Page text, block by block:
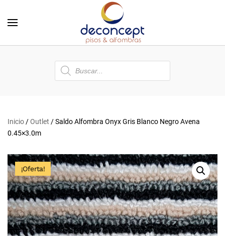
Skip to main content
Búsqueda
de
productos
Inicio /Outlet / Saldo Alfombra Onyx Gris Blanco Negro Avena
0.45×3.0m
¡Oferta!